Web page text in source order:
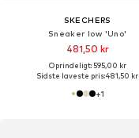
SKECHERS
Sneaker low 'Uno'
481,50 kr
Oprindeligt: 595,00 kr
Sidste laveste pris:481,50 kr
+1